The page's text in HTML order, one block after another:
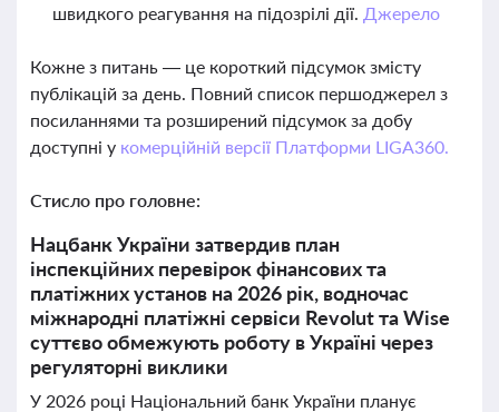
швидкого реагування на підозрілі дії. Джерело
Кожне з питань — це короткий підсумок змісту
публікацій за день. Повний список першоджерел з
посиланнями та розширений підсумок за добу
доступні у комерційній версії Платформи LIGA360.
Стисло про головне:
Нацбанк України затвердив план
інспекційних перевірок фінансових та
платіжних установ на 2026 рік, водночас
міжнародні платіжні сервіси Revolut та Wise
суттєво обмежують роботу в Україні через
регуляторні виклики
У 2026 році Національний банк України планує